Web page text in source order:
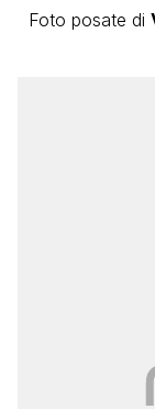
Foto posate di